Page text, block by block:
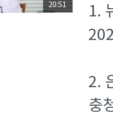
20:51
1.
2.
충